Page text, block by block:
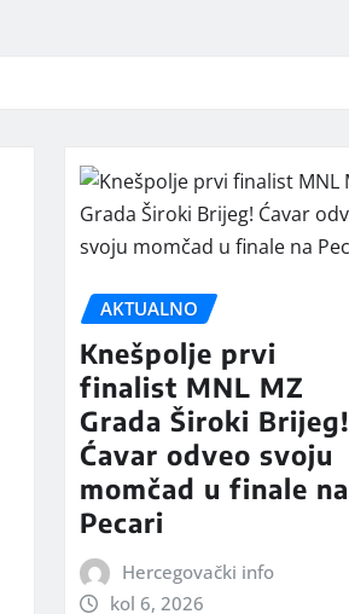
AKTUALNO
Knešpolje prvi
finalist MNL MZ
Grada Široki Brijeg!
Ćavar odveo svoju
momčad u finale na
Pecari
Hercegovački info
kol 6, 2026